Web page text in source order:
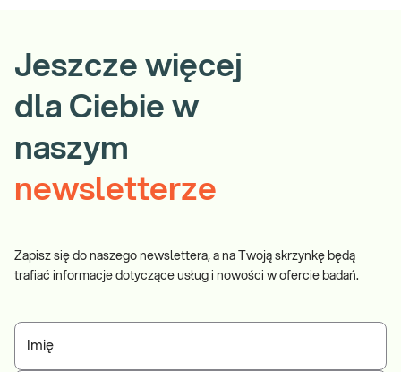
Jeszcze więcej
dla Ciebie w
naszym
newsletterze
Zapisz się do naszego newslettera, a na Twoją skrzynkę będą
trafiać informacje dotyczące usług i nowości w ofercie badań.
Imię